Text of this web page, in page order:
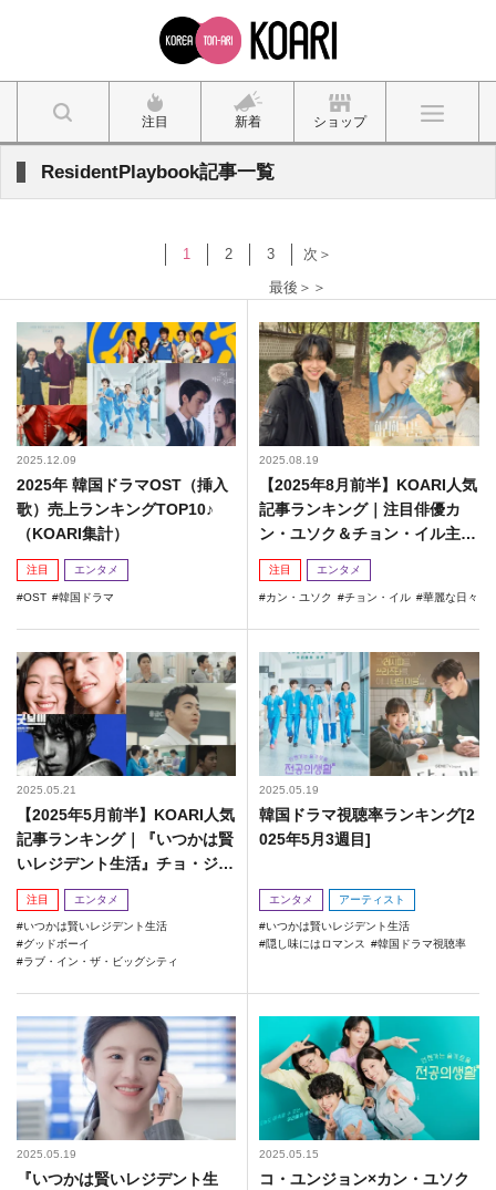
注目 新着 ショップ
ResidentPlaybook記事一覧
1 2 3
次＞
最後＞＞
2025.12.09
2025年 韓国ドラマOST（挿入
歌）売上ランキングTOP10♪
（KOARI集計）
注目 エンタメ
OST 韓国ドラマ
2025.08.19
【2025年8月前半】KOARI人気
記事ランキング｜注目俳優カ
ン・ユソク＆チョン・イル主演
の週末ドラマが話題！
注目 エンタメ
カン・ユソク チョン・イル 華麗な日々
2025.05.21
【2025年5月前半】KOARI人気
記事ランキング｜『いつかは賢
いレジデント生活』チョ・ジョ
ンソクが話題！
注目 エンタメ
いつかは賢いレジデント生活
グッドボーイ
ラブ・イン・ザ・ビッグシティ
2025.05.19
韓国ドラマ視聴率ランキング[2
025年5月3週目]
エンタメ アーティスト
いつかは賢いレジデント生活
隠し味にはロマンス
韓国ドラマ視聴率
2025.05.19
『いつかは賢いレジデント生
2025.05.15
コ・ユンジョン×カン・ユソク